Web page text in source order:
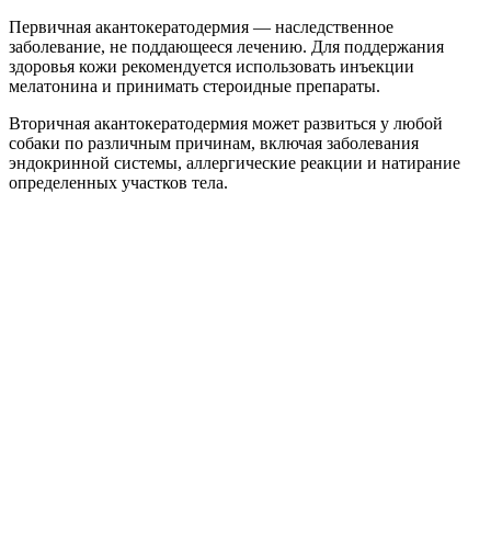
Первичная акантокератодермия — наследственное
заболевание, не поддающееся лечению. Для поддержания
здоровья кожи рекомендуется использовать инъекции
мелатонина и принимать стероидные препараты.
Вторичная акантокератодермия может развиться у любой
собаки по различным причинам, включая заболевания
эндокринной системы, аллергические реакции и натирание
определенных участков тела.